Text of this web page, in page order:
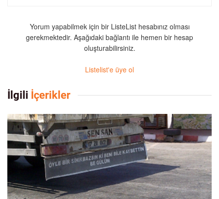
Yorum yapabilmek için bir ListeList hesabınız olması
gerekmektedir. Aşağıdaki bağlantı ile hemen bir hesap
oluşturabilirsiniz.
Listelist'e üye ol
İlgili İçerikler